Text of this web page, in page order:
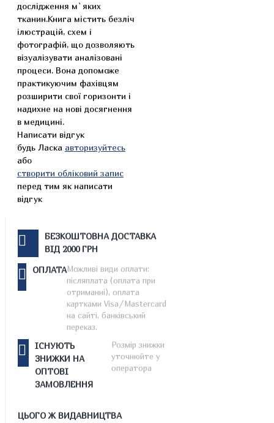
дослідження м`яких
тканин.Книга містить безліч
ілюстрацій, схем і
фотографій, що дозволяють
візуалізувати аналізовані
процеси. Вона допоможе
практикуючим фахівцям
розширити свої горизонти і
надихне на нові досягнення
в медицині.
Написати відгук
будь Ласка авторизуйтесь
або
створити обліковий запис
перед тим як написати
відгук
БЕЗКОШТОВНА ДОСТАВКА
ВІД 2000 ГРН
ОПЛАТАМожливі види оплати:
післяплата (оплата при
отриманні), оплата
картками Visa/Mastercard
на сайті, банківський
переказ.
ІСНУЮТЬ
ЗНИЖКИ НА
ОПТОВІ
ЗАМОВЛЕННЯ
Розмір знижки
уточнюйте у
оператора
ЦЬОГО Ж ВИДАВНИЦТВА